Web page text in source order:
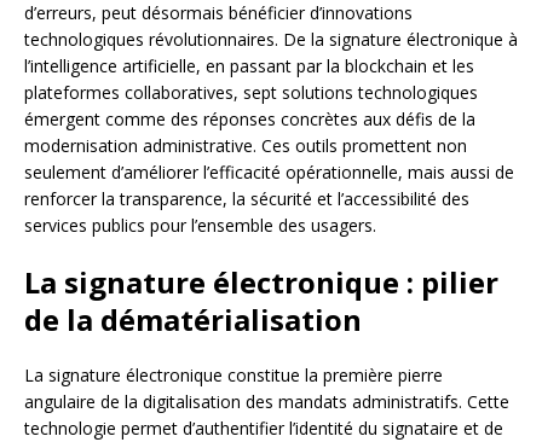
d’erreurs, peut désormais bénéficier d’innovations
technologiques révolutionnaires. De la signature électronique à
l’intelligence artificielle, en passant par la blockchain et les
plateformes collaboratives, sept solutions technologiques
émergent comme des réponses concrètes aux défis de la
modernisation administrative. Ces outils promettent non
seulement d’améliorer l’efficacité opérationnelle, mais aussi de
renforcer la transparence, la sécurité et l’accessibilité des
services publics pour l’ensemble des usagers.
La signature électronique : pilier
de la dématérialisation
La signature électronique constitue la première pierre
angulaire de la digitalisation des mandats administratifs. Cette
technologie permet d’authentifier l’identité du signataire et de